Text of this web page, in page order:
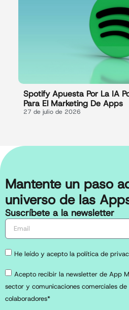
Spotify Apuesta Por La IA
Para El Marketing De Apps
27 de julio de 2026
Mantente un paso
universo de las
Suscríbete a la newsletter
He leído y acepto la política de
Acepto recibir la newsletter de App
sector y comunicaciones comerciales
colaboradores*